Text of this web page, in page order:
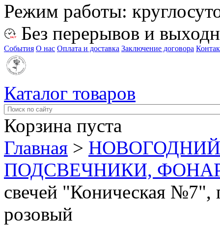
Режим работы:
Без перерывов и
События О нас Оплата и доставка Заключение договора
Каталог товаров
Корзина пуста
Главная >
ПОДСВЕЧНИКИ,
свечей "Коническая №7",
розовый